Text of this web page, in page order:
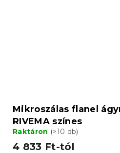
Mikroszálas flanel
RIVEMA színes
Raktáron (>10 db)
4 833 Ft-tól